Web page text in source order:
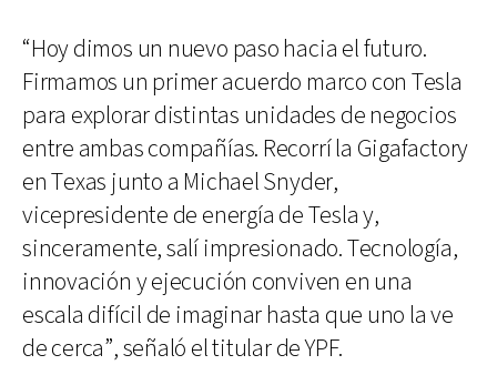
“Hoy dimos un nuevo paso hacia el futuro.
Firmamos un primer acuerdo marco con Tesla
para explorar distintas unidades de negocios
entre ambas compañías. Recorrí la Gigafactory
en Texas junto a Michael Snyder,
vicepresidente de energía de Tesla y,
sinceramente, salí impresionado. Tecnología,
innovación y ejecución conviven en una
escala difícil de imaginar hasta que uno la ve
de cerca”, señaló el titular de YPF.